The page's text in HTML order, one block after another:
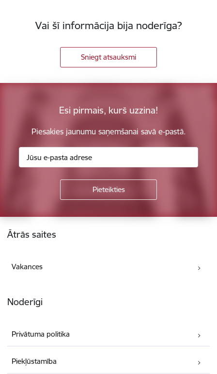
Vai šī informācija bija noderīga?
Sniegt atsauksmi
Esi pirmais, kurš uzzina!
Piesakies jaunumu saņemšanai savā e-pastā.
Kājene
Ātrās saites
Vakances
Noderīgi
Privātuma politika
Piekļūstamība